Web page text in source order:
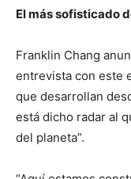
El más sofisticado
Franklin Chang
entrevista con este
que desarrollan
está dicho radar al
del planeta”.